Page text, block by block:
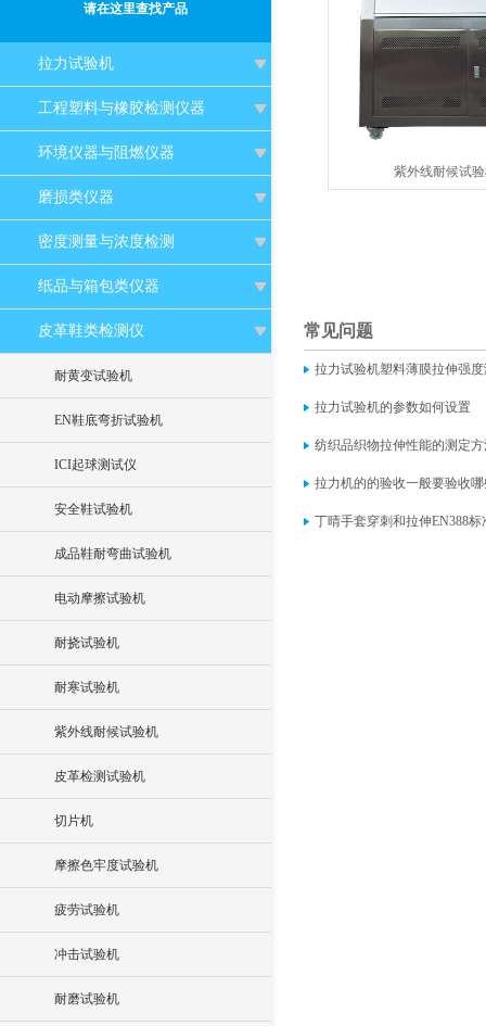
请在这里查找产品
拉力试验机
工程塑料与橡胶检测仪器
环境仪器与阻燃仪器
磨损类仪器
密度测量与浓度检测
纸品与箱包类仪器
皮革鞋类检测仪
耐黄变试验机
EN鞋底弯折试验机
ICI起球测试仪
安全鞋试验机
成品鞋耐弯曲试验机
电动摩擦试验机
耐挠试验机
耐寒试验机
紫外线耐候试验机
皮革检测试验机
切片机
摩擦色牢度试验机
疲劳试验机
冲击试验机
耐磨试验机
紫外线耐候试验
常见问题
拉力试验机塑料薄膜拉伸强
拉力试验机的参数如何设置
纺织品织物拉伸性能的测定
拉力机的的验收一般要验收
丁晴手套穿刺和拉伸EN388